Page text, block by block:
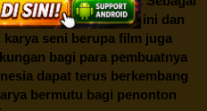
platform ini dan
seni berupa film juga
bagi para pembuatnya
dapat terus berkembang
bermutu bagi penonton